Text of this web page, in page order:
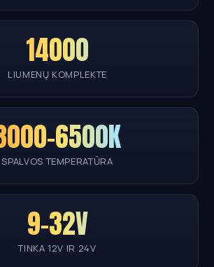
14000
LIUMENŲ KOMPLEKTE
SPALVOS TEMPERATŪRA
9–32V
TINKA 12V IR 24V